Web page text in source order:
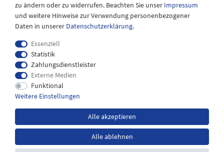
Impressum
Widerrufs­recht
Versandkosten
zu ändern oder zu widerrufen. Beachten Sie unser Impressum
und weitere Hinweise zur Verwendung personenbezogener
Daten in unserer Daten­schutz­erklärung.
Essenziell
Statistik
Zahlungsdienstleister
Externe Medien
Funktional
Weitere Einstellungen
Alle akzeptieren
Alle ablehnen